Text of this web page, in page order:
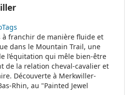
- - - - - - - - - - -
des assistants maternels
site :https://www.bas-rhin.fr/carte-
bas-rhin/.
tous les vendredis.
à franchir de manière fluide et
dans le Mountain Trail, une
l’équitation qui mêle bien-être
de la relation cheval-cavalier et
Découverte à Merkwiller-
Rhin, au "Painted Jewel